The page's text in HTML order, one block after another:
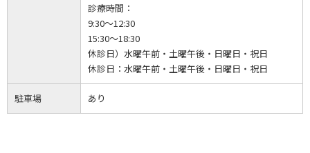
診療時間：
9:30～12:30
15:30～18:30
休診日）水曜午前・土曜午後・日曜日・祝日
休診日： 水曜午前・土曜午後・日曜日・祝日
駐車場 あり